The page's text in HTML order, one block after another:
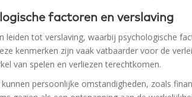
factoren en verslaving
leiden tot verslaving, waarbij psychologische
kenmerken zijn vaak vatbaarder voor de
van spelen en verliezen terechtkomen.
persoonlijke omstandigheden, zoals